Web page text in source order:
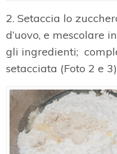
2. Setaccia lo
d’uovo, e mescolare
gli ingredienti;
setacciata (Foto 2 e